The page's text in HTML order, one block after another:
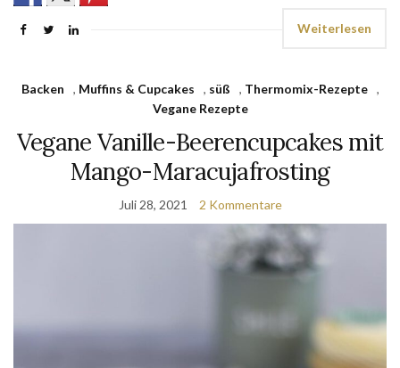
Weiterlesen
Backen , Muffins & Cupcakes , süß , Thermomix-Rezepte
,
Vegane Rezepte
Vegane Vanille-Beerencupcakes mit
Mango-Maracujafrosting
Juli 28, 2021 2 Kommentare